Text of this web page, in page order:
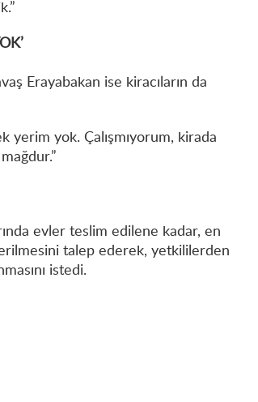
Erayabakan ise kiracıların da
yerim yok. Çalışmıyorum, kirada
evler teslim edilene kadar, en
talep ederek, yetkililerden
istedi.